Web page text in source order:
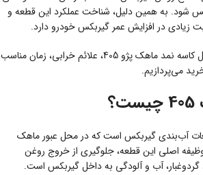
شود. به همین دلیل، شناخت عملکرد این قطعه و
زیادی در افزایش عمر گیربکس خودرو دارد.
در این مطلب به بررسی کامل کاسه نمد ماهک پژو 405، علائم خرابی، زمان مناسب
می‌پردازیم.
آب‌بندی گیربکس است که در محل عبور ماهک
اصلی این قطعه، جلوگیری از خروج روغن
آب و آلودگی به داخل گیربکس است.